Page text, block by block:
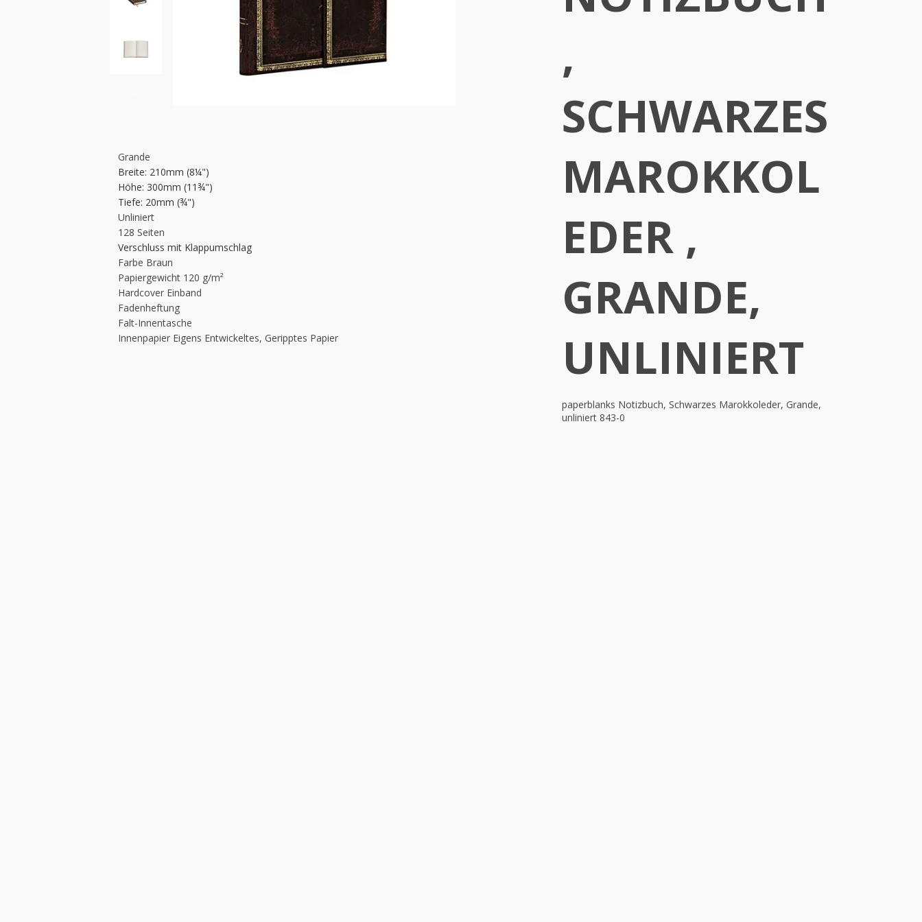
Grande
Breite: 210mm (8¼")
Höhe: 300mm (11¾")
Tiefe: 20mm (¾")
Unliniert
128 Seiten
Verschluss mit Klappumschlag
Farbe Braun
Papiergewicht 120 g/m²
Hardcover Einband
Fadenheftung
Falt-Innentasche
Innenpapier Eigens Entwickeltes, Geripptes Papier
,
SCHWARZES
MAROKKOL
EDER ,
GRANDE,
UNLINIERT
paperblanks Notizbuch, Schwarzes Marokkoleder, Grande,
unliniert 843-0